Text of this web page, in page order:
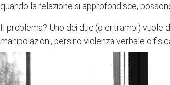
quando la relazione si approfondisce,
Il problema? Uno dei due (o entrambi) vuole
manipolazioni, persino violenza verbale o